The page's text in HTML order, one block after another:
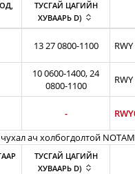
ТУСГАЙ ЦАГИЙН
ХУВААРЬ D)
13 27 0800-1100
10 0600-1400, 24
0800-1100
-
ач холбогдолтой
ТУСГАЙ ЦАГИЙН
ХУВААРЬ D)